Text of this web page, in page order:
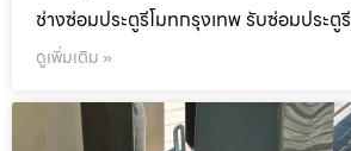
ช่างซ่อมประตูรีโมทกรุงเทพ รับซ่อมประตูรี
ดูเพิ่มเติม »